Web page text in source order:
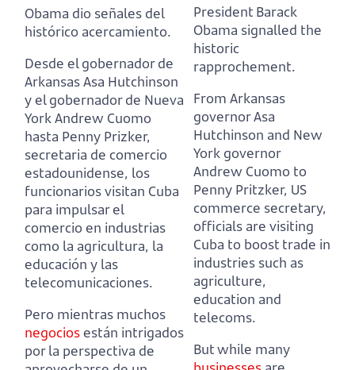
Obama dio señales del
histórico acercamiento.
Desde el gobernador de
Arkansas Asa Hutchinson
y el gobernador de Nueva
York Andrew Cuomo
hasta Penny Prizker,
secretaria de comercio
estadounidense, los
funcionarios visitan Cuba
para impulsar el
comercio en industrias
como la agricultura, la
educación y las
telecomunicaciones.
Pero mientras muchos
negociosestán intrigados
por la perspectiva de
President Barack
Obama signalled the
historic
rapprochement.
From Arkansas
governor Asa
Hutchinson and New
York governor
Andrew Cuomo to
Penny Pritzker, US
commerce secretary,
officials are visiting
Cuba to boost trade in
industries such as
agriculture,
education and
telecoms.
But while many